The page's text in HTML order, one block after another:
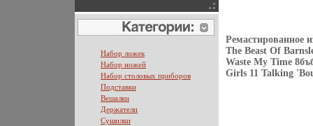
Ремастированное
The Beast Of
Waste My Time
Girls 11 Talking
Набор ложек
Набор ножей
Набор столовых приборов
Подставки
Вешалки
Держатели
Сушилки